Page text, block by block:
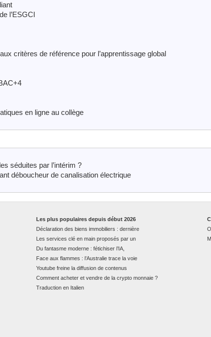
l’ESGCI
critères de référence pour l’apprentissage global
en ligne au collège
séduites par l’intérim ?
déboucheur de canalisation électrique
Les plus populaires depuis début 2026
Déclaration des biens immobiliers : dernière
Les services clé en main proposés par un
Du fantasme moderne : fétichiser l’IA,
Face aux flammes : l’Australie trace la voie
Youtube freine la diffusion de contenus
Comment acheter et vendre de la crypto monnaie ?
Traduction en Italien